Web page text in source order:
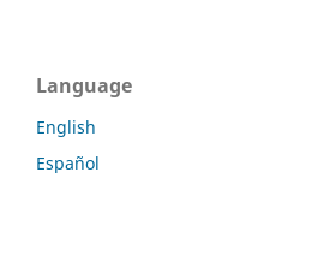
Language
English
Español